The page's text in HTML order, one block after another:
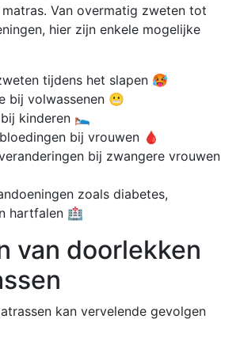
Van overmatig zweten tot
hier zijn enkele mogelijke
tijdens het slapen 🥵
bij volwassenen 😬
kinderen 🛌
bij vrouwen 🩸
bij zwangere vrouwen
zoals diabetes,
hartfalen 🏥
van doorlekken
kan vervelende gevolgen